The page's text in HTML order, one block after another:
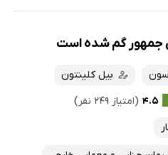
جمهور گم شده است
بیل کلینتون
۴.۵ (امتیاز ۲۴۹ نفر)